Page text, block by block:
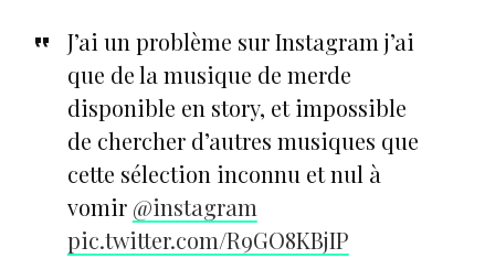
J’ai un problème sur Instagram j’ai
que de la musique de merde
disponible en story, et impossible
de chercher d’autres musiques que
cette sélection inconnu et nul à
vomir @instagram
pic.twitter.com/R9GO8KBjIP